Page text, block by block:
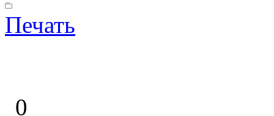
Печать
0